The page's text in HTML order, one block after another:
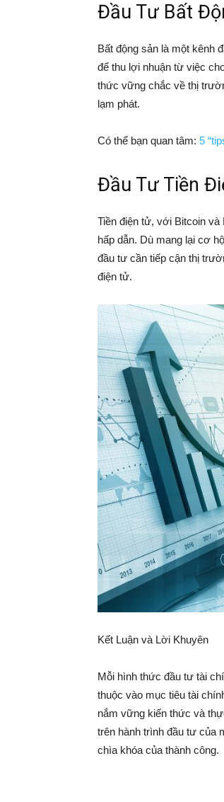
Đầu Tư Bất
Bất động sản là một kênh
để thu lợi nhuận từ việc
thức vững chắc về thị
lạm phát.
Có thể bạn quan tâm: 5
Đầu Tư Tiền
Tiền điện tử, với Bitcoin
hấp dẫn. Dù mang lại cơ
đầu tư cần tiếp cận thị
điện tử.
Kết Luận và Lời Khuyên
Mỗi hình thức đầu tư tài
thuộc vào mục tiêu tài
nắm vững kiến thức và
trên hành trình đầu tư của
chìa khóa của thành công.